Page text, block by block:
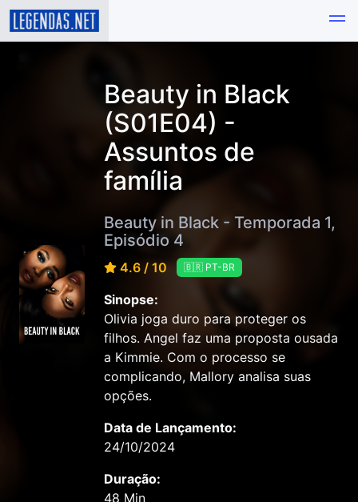
Beauty in Black
(S01E04) -
Assuntos de
família
Beauty in Black - Temporada 1,
Episódio 4
4.6 / 10 🇧🇷 PT-BR
Sinopse:
Olivia joga duro para proteger os
filhos. Angel faz uma proposta ousada
a Kimmie. Com o processo se
complicando, Mallory analisa suas
opções.
Data de Lançamento:
24/10/2024
Duração:
48 Min